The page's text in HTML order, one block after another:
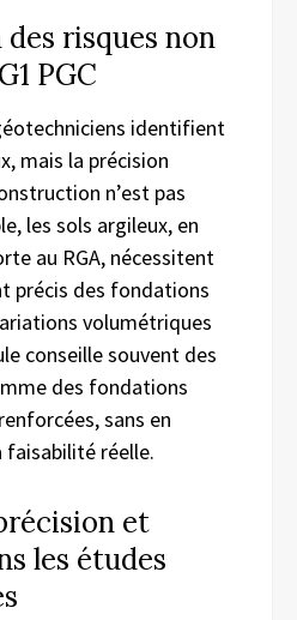
risques non
PGC
identifient
mais la précision
n’est pas
les sols argileux, en
au RGA, nécessitent
précis des fondations
volumétriques
conseille souvent des
des fondations
sans en
faisabilité réelle.
et
les études